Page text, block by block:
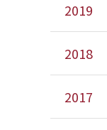
2019
2018
2017